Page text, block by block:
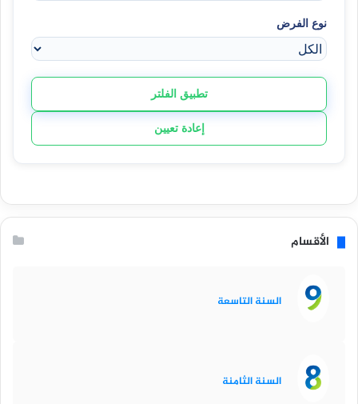
نوع الفرض
تطبيق الفلتر
إعادة تعيين
الأقسام
السنة التاسعة
السنة الثامنة